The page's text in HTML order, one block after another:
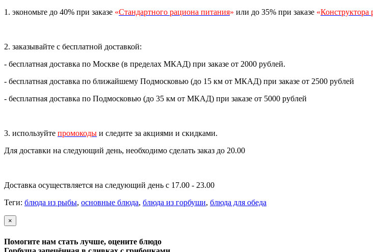
1. экономьте до 40% при заказе «Стандартного рациона питания» или до 35% при заказе «Конструктора
2. заказывайте с бесплатной доставкой:
- бесплатная доставка по Москве (в пределах МКАД) при заказе от 2000 рублей.
- бесплатная доставка по ближайшему Подмосковью (до 15 км от МКАД) при заказе от 2500 рублей
- бесплатная доставка по Подмосковью (до 35 км от МКАД) при заказе от 5000 рублей
3. используйте промокоды и следите за акциями и скидками.
Для доставки на следующий день, необходимо сделать заказ до 20.00
Доставка осуществляется на следующий день с 17.00 - 23.00
Теги: блюда из рыбы, основные блюда, блюда из горбуши, блюда для обеда
×
Помогите нам стать лучше, оцените блюдо